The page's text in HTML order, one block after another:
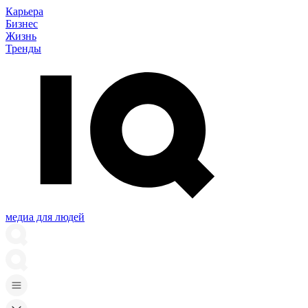
Карьера
Бизнес
Жизнь
Тренды
медиа для людей